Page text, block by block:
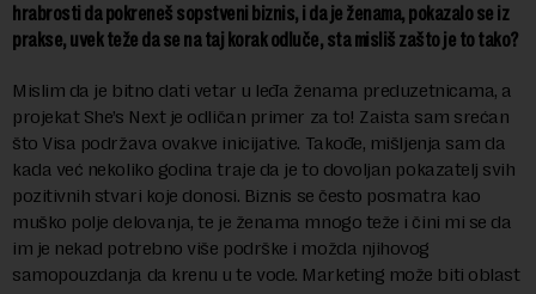
hrabrosti da pokreneš sopstveni biznis, i da je ženama, pokazalo se iz
prakse, uvek teže da se na taj korak odluče, sta misliš zašto je to tako?
Mislim da je bitno dati vetar u leđa ženama preduzetnicama, a
projekat She’s Next je odličan primer za to! Zaista sam srećan
što Visa podržava ovakve inicijative. Takođe, mišljenja sam da
kada već nekoliko godina traje da je to dovoljan pokazatelj svih
pozitivnih stvari koje donosi. Biznis se često posmatra kao
muško polje delovanja, te je ženama mnogo teže i čini mi se da
im je nekad potrebno više podrške i možda njihovog
samopouzdanja da krenu u te vode. Marketing može biti oblast